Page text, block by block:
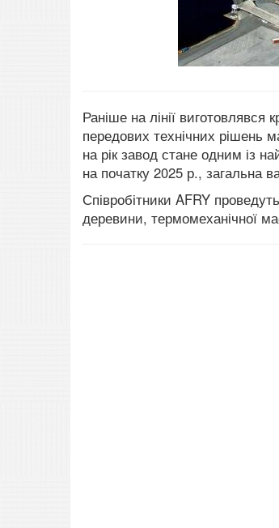
Раніше на лінії
передових технічних рішень
на рік завод стане одним із
на початку 2025 р., загальна
Співробітники AFRY
деревини, термомеханічної